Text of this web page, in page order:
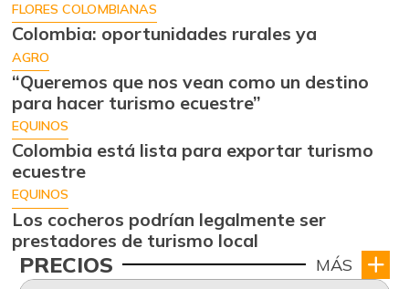
FLORES COLOMBIANAS
Colombia: oportunidades rurales ya
AGRO
“Queremos que nos vean como un destino
para hacer turismo ecuestre”
EQUINOS
Colombia está lista para exportar turismo
ecuestre
EQUINOS
Los cocheros podrían legalmente ser
prestadores de turismo local
PRECIOS MÁS